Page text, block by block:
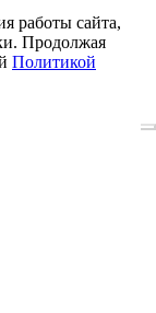
работы сайта,
Продолжая
Политикой